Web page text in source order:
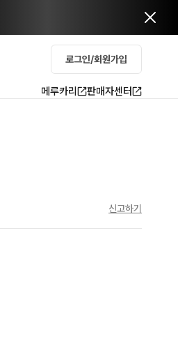
로그인/회원가입
메루카리 판매자센터
신고하기